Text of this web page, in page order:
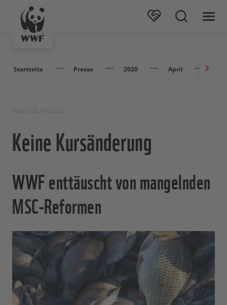
Startseite Presse 2020 April
Keine Kursänderung
WWF enttäuscht von mangelnden
MSC-Reformen